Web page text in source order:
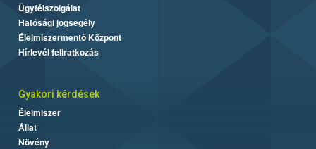
Ügyfélszolgálat
Hatósági jogsegély
Élelmiszermentő Központ
Hírlevél feliratkozás
Gyakori kérdések
Élelmiszer
Állat
Növény